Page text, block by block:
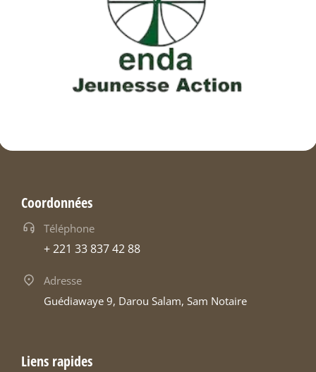
Coordonnées
Téléphone
+ 221 33 837 42 88
Adresse
Guédiawaye 9, Darou Salam, Sam Notaire
Liens rapides